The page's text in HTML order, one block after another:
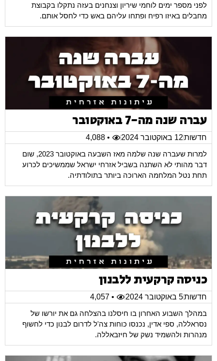
לפני מספר ימים לוחמי שיריון וצנחנים בעזה נתקלו בקבוצת
מחבלים באיזו רפיח ופתחו עליהם באש כדי לחסל אותם.
עברה שנה מה-7 באוקטובר
חדשות12 באוקטובר 2024
• 4,088
למרות שעברה שנה שלמה מאז השבעה באוקטובר 2023, שום
דבר מהותי לא השתנה בשביל אזרחי ישראל שממשיכים לכרוע
תחת נטל המלחמה הארוכה ביותר בתולודתיה.
כניסה קרקעית ללבנון
חדשות5 באוקטובר 2024
• 4,057
במהלך השבוע האחרון בו חיסלנו בהצלחה גם את יורשו של
נסראללה, ספי אדין, נכנסו כוחות צה'ל לדרום לבנון כדי לחשוף
מנהרות ולהשמיד נשק של חיזבאללה.